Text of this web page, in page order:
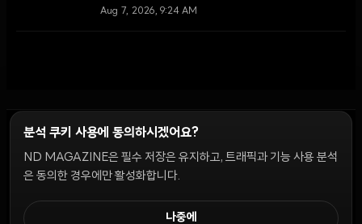
현 CEO 이안 디 보드의 해임을 요구하며 델라웨어 형평법 법
Aug 7, 2026, 9:24 AM
윤리 원칙 Discord 봇캠페인 가이드커뮤니티 랭킹
쿠키 설정
분석 쿠키 사용에 동의하시겠어요?
ND MAGAZINE은 필수 저장은 유지하고, 트래픽과 기능 사용 분석
은 동의한 경우에만 활성화합니다.
나중에